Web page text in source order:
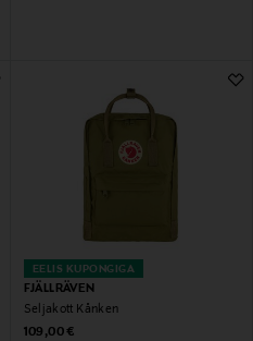
EELIS KUPONGIGA
FJÄLLRÄVEN
Seljakott Kånken
Original Price
109,00 €